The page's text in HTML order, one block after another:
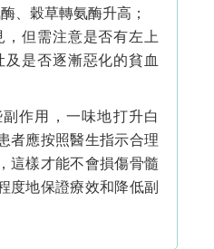
、穀草轉氨酶升高；
，但需注意是否有左上
及是否逐漸惡化的貧血
作用，一味地打升白
者應按照醫生指示合理
這樣才能不會損傷骨髓
度地保證療效和降低副